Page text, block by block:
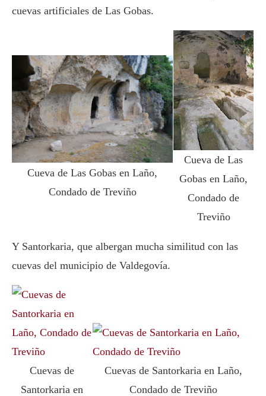
cuevas artificiales de Las Gobas.
Cueva de Las Gobas en Laño,
Condado de Treviño
Cueva de Las
Gobas en Laño,
Condado de
Treviño
Y Santorkaria, que albergan mucha similitud con las
cuevas del municipio de Valdegovía.
Cuevas de
Santorkaria en
Cuevas de Santorkaria en Laño,
Condado de Treviño